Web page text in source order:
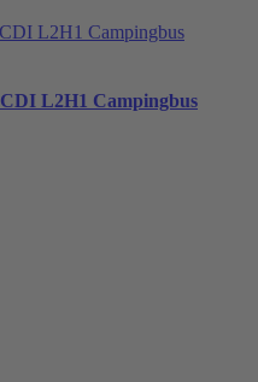
L2H1 Campingbus